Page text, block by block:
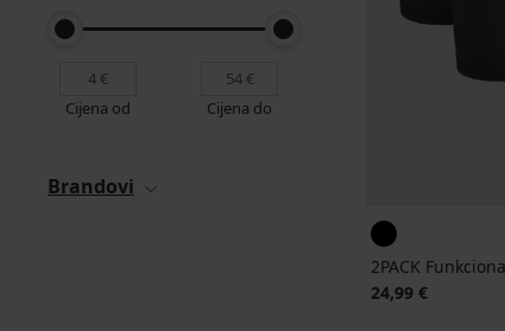
Cijena od Cijena do
Brandovi
2PACK
24,99 €